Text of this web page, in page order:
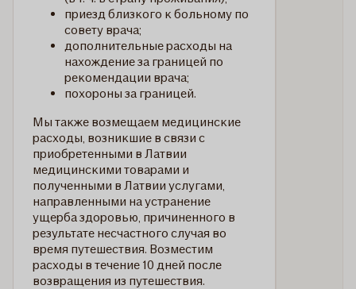
приезд близкого к больному по
совету врача;
дополнительные расходы на
нахождение за границей по
рекомендации врача;
похороны за границей.
Мы также возмещаем медицинские
расходы, возникшие в связи с
приобретенными в Латвии
медицинскими товарами и
полученными в Латвии услугами,
направленными на устранение
ущерба здоровью, причиненного в
результате несчастного случая во
время путешествия. Возместим
расходы в течение 10 дней после
возвращения из путешествия.